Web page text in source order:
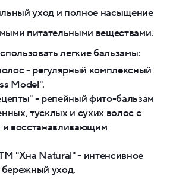
уход и полное насыщение
питательными веществами.
легкие бальзамы:
- регулярный комплексный
Model".
- репейный фито-бальзам
тусклых и сухих волос с
и восстанавливающим
"Хна Natural" - интенсивное
уход.